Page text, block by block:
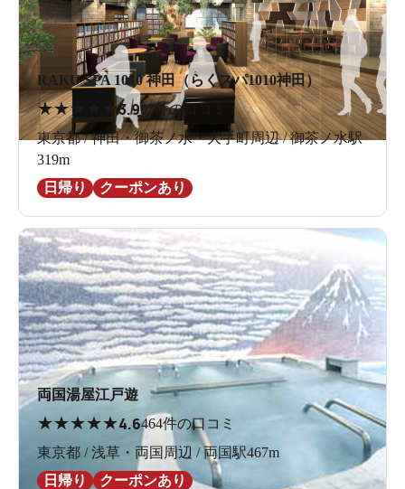
RAKU SPA 1010 神田（らくスパ1010神田）
★★★ ★3.995件の口コミ
東京都 / 神田・御茶ノ水・大手町周辺 / 御茶ノ水駅
319m
日帰り
クーポンあり
両国湯屋江戸遊
★★★★★4.6464件の口コミ
東京都 / 浅草・両国周辺 / 両国駅467m
日帰り
クーポンあり